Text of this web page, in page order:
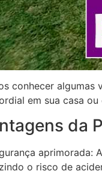
conhecer algumas
em sua casa ou
da
aprimorada:
o risco de